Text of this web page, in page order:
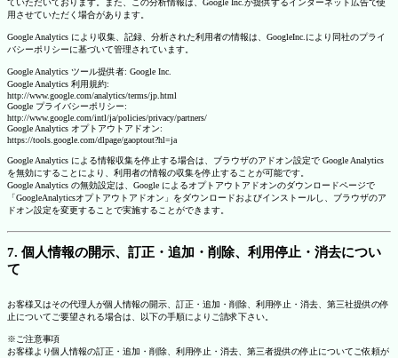
ていただいております。また、この分析情報は、Google Inc.が提供するインターネット広告で使
用させていただく場合があります。
Google Analytics により収集、記録、分析された利用者の情報は、GoogleInc.により同社のプライ
バシーポリシーに基づいて管理されています。
Google Analytics ツール提供者: Google Inc.
Google Analytics 利用規約:
http://www.google.com/analytics/terms/jp.html
Google プライバシーポリシー:
http://www.google.com/intl/ja/policies/privacy/partners/
Google Analytics オプトアウトアドオン:
https://tools.google.com/dlpage/gaoptout?hl=ja
Google Analytics による情報収集を停止する場合は、ブラウザのアドオン設定で Google Analytics
を無効にすることにより、利用者の情報の収集を停止することが可能です。
Google Analytics の無効設定は、Google によるオプトアウトアドオンのダウンロードページで
「GoogleAnalyticsオプトアウトアドオン」をダウンロードおよびインストールし、ブラウザのア
ドオン設定を変更することで実施することができます。
7. 個人情報の開示、訂正・追加・削除、利用停止・消去につい
て
お客様又はその代理人が個人情報の開示、訂正・追加・削除、利用停止・消去、第三社提供の停
止についてご要望される場合は、以下の手順によりご請求下さい。
※ご注意事項
お客様より個人情報の訂正・追加・削除、利用停止・消去、第三者提供の停止についてご依頼が